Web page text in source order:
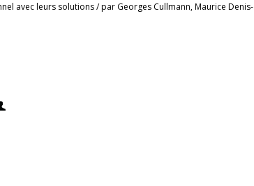
avec leurs solutions / par Georges Cullmann, Maurice Denis-